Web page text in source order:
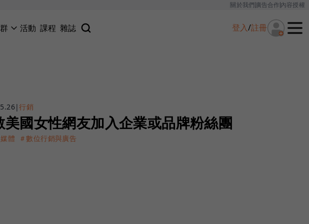
關於我們廣告合作內容授權
活動 課程 雜誌 登入/註冊
|行銷
美國女性網友加入企業或品牌粉絲團
體 ＃數位行銷與廣告